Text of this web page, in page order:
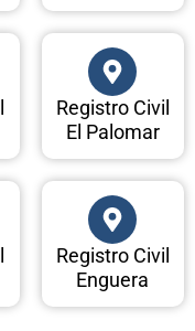
Registro Civil
El Palomar
Registro Civil
Enguera